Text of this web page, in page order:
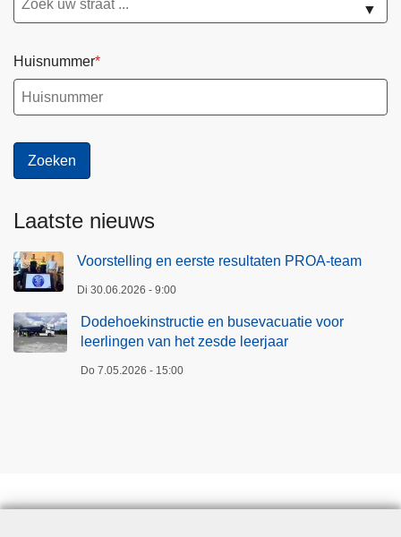
▼
Huisnummer
Laatste nieuws
Voorstelling en eerste resultaten PROA-team
Di 30.06.2026 - 9:00
Dodehoekinstructie en busevacuatie voor
leerlingen van het zesde leerjaar
Do 7.05.2026 - 15:00